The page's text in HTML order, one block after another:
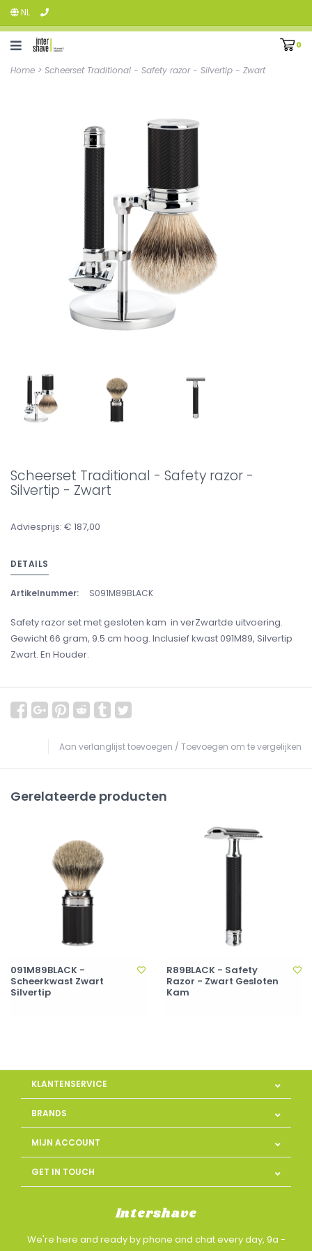
NL
0
Home > Scheerset Traditional - Safety razor - Silvertip - Zwart
Scheerset Traditional - Safety razor -
Silvertip - Zwart
Adviesprijs: € 187,00
DETAILS
Artikelnummer: S091M89BLACK
Safety razor set met gesloten kam in verZwartde uitvoering.
Gewicht 66 gram, 9.5 cm hoog. Inclusief kwast 091M89, Silvertip
Zwart. En Houder.
Aan verlanglijst toevoegen / Toevoegen om te vergelijken
Gerelateerde producten
091M89BLACK -
Scheerkwast Zwart
Silvertip
R89BLACK - Safety
Razor - Zwart Gesloten
Kam
KLANTENSERVICE
BRANDS
MIJN ACCOUNT
GET IN TOUCH
Intershave
We're here and ready by phone and chat every day, 9a -